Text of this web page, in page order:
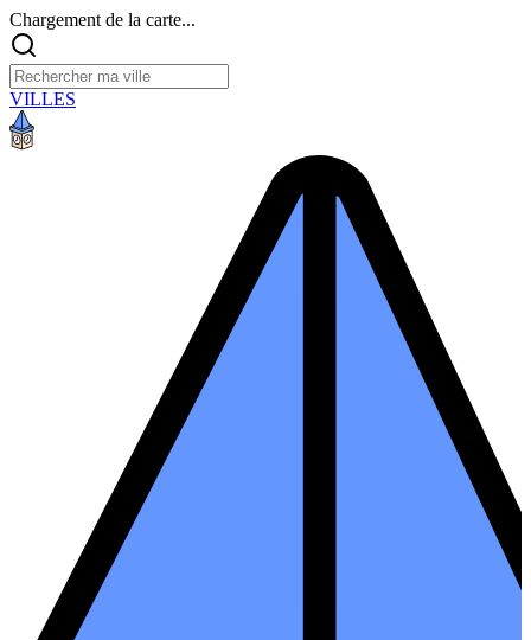
Chargement de la carte...
VILLES